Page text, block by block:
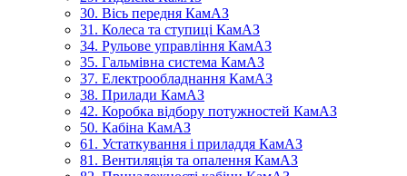
30. Вісь передня КамАЗ
31. Колеса та ступиці КамАЗ
34. Рульове управління КамАЗ
35. Гальмівна система КамАЗ
37. Електрообладнання КамАЗ
38. Прилади КамАЗ
42. Коробка відбору потужностей КамАЗ
50. Кабіна КамАЗ
61. Устаткування і приладдя КамАЗ
81. Вентиляція та опалення КамАЗ